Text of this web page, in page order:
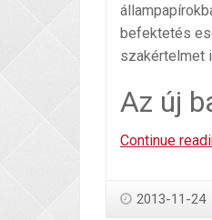
befektetés
szakértelmet
Az új
Continue
2013-11-24